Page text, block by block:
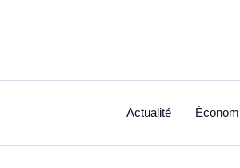
Actualité